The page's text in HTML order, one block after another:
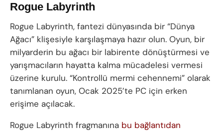
Rogue Labyrinth
Rogue Labyrinth, fantezi dünyasında bir “Dünya
Ağacı” klişesiyle karşılaşmaya hazır olun. Oyun, bir
milyarderin bu ağacı bir labirente dönüştürmesi ve
yarışmacıların hayatta kalma mücadelesi vermesi
üzerine kurulu. “Kontrollü mermi cehennemi” olarak
tanımlanan oyun, Ocak 2025’te PC için erken
erişime açılacak.
Rogue Labyrinth fragmanına bu bağlantıdan